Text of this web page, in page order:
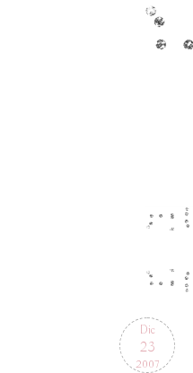
Dic
23
2007